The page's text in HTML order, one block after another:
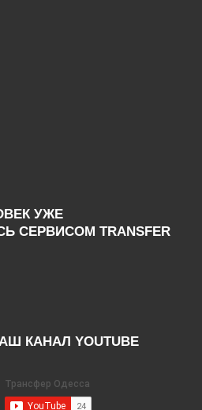
УЖЕ
СЕРВИСОМ TRANSFER
КАНАЛ YOUTUBE